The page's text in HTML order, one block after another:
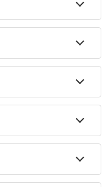
egy csajos